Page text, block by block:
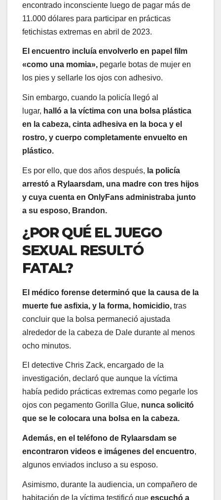
encontrado inconsciente luego de pagar más de
11.000 dólares para participar en prácticas
fetichistas extremas en abril de 2023.
El encuentro incluía envolverlo en papel film
«como una momia», pegarle botas de mujer en
los pies y sellarle los ojos con adhesivo.
Sin embargo, cuando la policía llegó al
lugar, halló a la víctima con una bolsa plástica
en la cabeza, cinta adhesiva en la boca y el
rostro, y cuerpo completamente envuelto en
plástico.
Es por ello, que dos años después, la policía
arrestó a Rylaarsdam, una madre con tres hijos
y cuya cuenta en OnlyFans administraba junto
a su esposo, Brandon.
¿POR QUÉ EL JUEGO
SEXUAL RESULTÓ
FATAL?
El médico forense determinó que la causa de la
muerte fue asfixia, y la forma, homicidio, tras
concluir que la bolsa permaneció ajustada
alrededor de la cabeza de Dale durante al menos
ocho minutos.
El detective Chris Zack, encargado de la
investigación, declaró que aunque la víctima
había pedido prácticas extremas como pegarle los
ojos con pegamento Gorilla Glue, nunca solicitó
que se le colocara una bolsa en la cabeza.
Además, en el teléfono de Rylaarsdam se
encontraron videos e imágenes del encuentro,
algunos enviados incluso a su esposo.
Asimismo, durante la audiencia, un compañero de
habitación de la víctima testificó que escuchó a